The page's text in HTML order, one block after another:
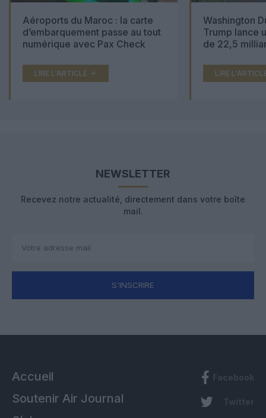
Aéroports du Maroc : la carte
d’embarquement passe au tout
numérique avec Pax Check
LIRE L'ARTICLE
Washington
Trump lance
de 22,5
LIRE
NEWSLETTER
Recevez notre actualité, directement dans votre boîte
mail.
S'INSCRIRE
Accueil
Soutenir Air Journal